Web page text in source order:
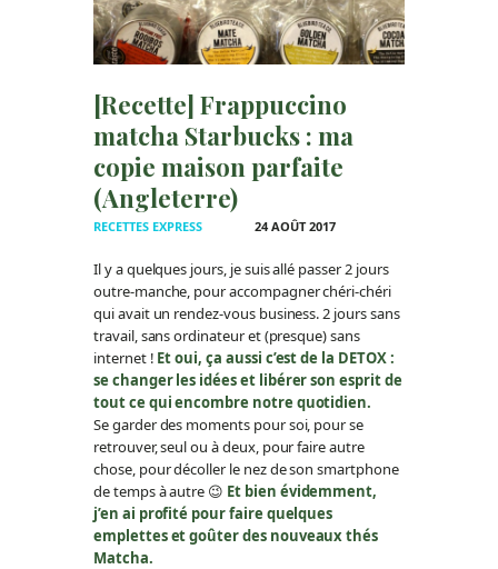
[Recette] Frappuccino
matcha Starbucks : ma
copie maison parfaite
(Angleterre)
RECETTES EXPRESS 24 AOÛT 2017
Il y a quelques jours, je suis allé passer 2 jours
outre-manche, pour accompagner chéri-chéri
qui avait un rendez-vous business. 2 jours sans
travail, sans ordinateur et (presque) sans
internet ! Et oui, ça aussi c’est de la DETOX :
se changer les idées et libérer son esprit de
tout ce qui encombre notre quotidien.
Se garder des moments pour soi, pour se
retrouver, seul ou à deux, pour faire autre
chose, pour décoller le nez de son smartphone
de temps à autre 😉 Et bien évidemment,
j’en ai profité pour faire quelques
emplettes et goûter des nouveaux thés
Matcha.